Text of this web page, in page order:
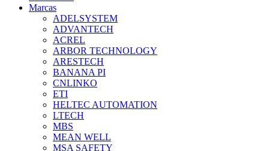
Marcas
ADELSYSTEM
ADVANTECH
ACREL
ARBOR TECHNOLOGY
ARESTECH
BANANA PI
CNLINKO
ETI
HELTEC AUTOMATION
LTECH
MBS
MEAN WELL
MSA SAFETY